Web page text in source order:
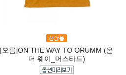
[오름]ON THE WAY TO ORUMM (온
더 웨이_머스타드)